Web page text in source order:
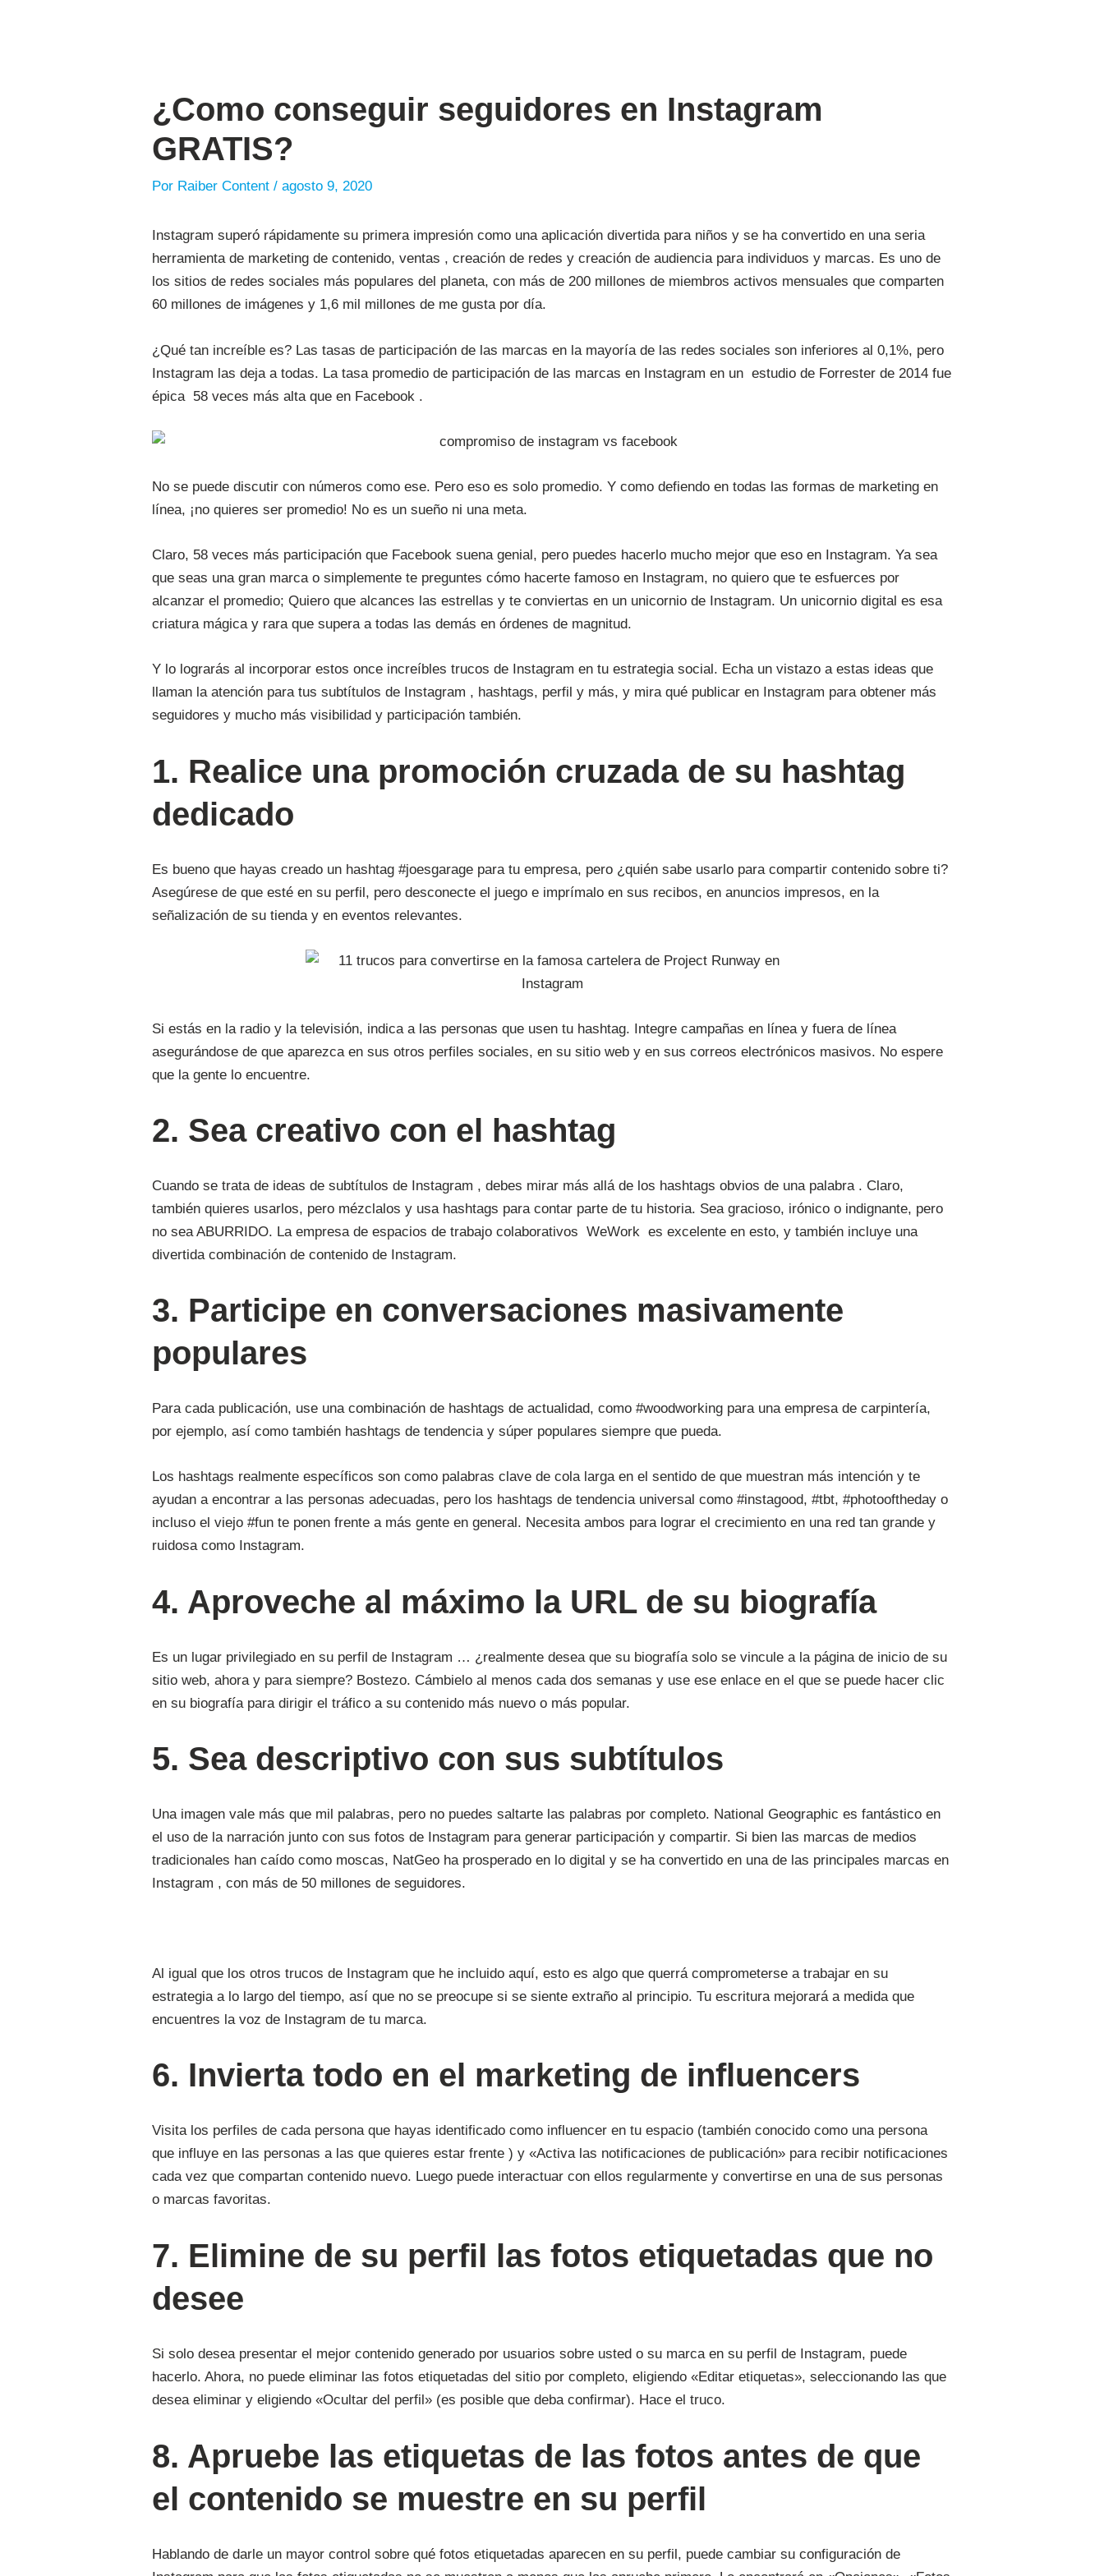
¿Como conseguir seguidores en Instagram
GRATIS?
Por Raiber Content/agosto 9, 2020
Instagram superó rápidamente su primera impresión como una aplicación divertida para niños y se ha convertido en una seria
herramienta de marketing de contenido, ventas , creación de redes y creación de audiencia para individuos y marcas. Es uno de
los sitios de redes sociales más populares del planeta, con más de 200 millones de miembros activos mensuales que comparten
60 millones de imágenes y 1,6 mil millones de me gusta por día.
¿Qué tan increíble es? Las tasas de participación de las marcas en la mayoría de las redes sociales son inferiores al 0,1%, pero
Instagram las deja a todas. La tasa promedio de participación de las marcas en Instagram en un estudio de Forrester de 2014 fue
épica 58 veces más alta que en Facebook .
No se puede discutir con números como ese. Pero eso es solo promedio. Y como defiendo en todas las formas de marketing en
línea, ¡no quieres ser promedio! No es un sueño ni una meta.
Claro, 58 veces más participación que Facebook suena genial, pero puedes hacerlo mucho mejor que eso en Instagram. Ya sea
que seas una gran marca o simplemente te preguntes cómo hacerte famoso en Instagram, no quiero que te esfuerces por
alcanzar el promedio; Quiero que alcances las estrellas y te conviertas en un unicornio de Instagram. Un unicornio digital es esa
criatura mágica y rara que supera a todas las demás en órdenes de magnitud.
Y lo lograrás al incorporar estos once increíbles trucos de Instagram en tu estrategia social. Echa un vistazo a estas ideas que
llaman la atención para tus subtítulos de Instagram , hashtags, perfil y más, y mira qué publicar en Instagram para obtener más
seguidores y mucho más visibilidad y participación también.
1. Realice una promoción cruzada de su hashtag
dedicado
Es bueno que hayas creado un hashtag #joesgarage para tu empresa, pero ¿quién sabe usarlo para compartir contenido sobre ti?
Asegúrese de que esté en su perfil, pero desconecte el juego e imprímalo en sus recibos, en anuncios impresos, en la
señalización de su tienda y en eventos relevantes.
Si estás en la radio y la televisión, indica a las personas que usen tu hashtag. Integre campañas en línea y fuera de línea
asegurándose de que aparezca en sus otros perfiles sociales, en su sitio web y en sus correos electrónicos masivos. No espere
que la gente lo encuentre.
2. Sea creativo con el hashtag
Cuando se trata de ideas de subtítulos de Instagram , debes mirar más allá de los hashtags obvios de una palabra . Claro,
también quieres usarlos, pero mézclalos y usa hashtags para contar parte de tu historia. Sea gracioso, irónico o indignante, pero
no sea ABURRIDO. La empresa de espacios de trabajo colaborativos WeWork es excelente en esto, y también incluye una
divertida combinación de contenido de Instagram.
3. Participe en conversaciones masivamente
populares
Para cada publicación, use una combinación de hashtags de actualidad, como #woodworking para una empresa de carpintería,
por ejemplo, así como también hashtags de tendencia y súper populares siempre que pueda.
Los hashtags realmente específicos son como palabras clave de cola larga en el sentido de que muestran más intención y te
ayudan a encontrar a las personas adecuadas, pero los hashtags de tendencia universal como #instagood, #tbt, #photooftheday o
incluso el viejo #fun te ponen frente a más gente en general. Necesita ambos para lograr el crecimiento en una red tan grande y
ruidosa como Instagram.
4. Aproveche al máximo la URL de su biografía
Es un lugar privilegiado en su perfil de Instagram … ¿realmente desea que su biografía solo se vincule a la página de inicio de su
sitio web, ahora y para siempre? Bostezo. Cámbielo al menos cada dos semanas y use ese enlace en el que se puede hacer clic
en su biografía para dirigir el tráfico a su contenido más nuevo o más popular.
5. Sea descriptivo con sus subtítulos
Una imagen vale más que mil palabras, pero no puedes saltarte las palabras por completo. National Geographic es fantástico en
el uso de la narración junto con sus fotos de Instagram para generar participación y compartir. Si bien las marcas de medios
tradicionales han caído como moscas, NatGeo ha prosperado en lo digital y se ha convertido en una de las principales marcas en
Instagram , con más de 50 millones de seguidores.
Al igual que los otros trucos de Instagram que he incluido aquí, esto es algo que querrá comprometerse a trabajar en su
estrategia a lo largo del tiempo, así que no se preocupe si se siente extraño al principio. Tu escritura mejorará a medida que
encuentres la voz de Instagram de tu marca.
6. Invierta todo en el marketing de influencers
Visita los perfiles de cada persona que hayas identificado como influencer en tu espacio (también conocido como una persona
que influye en las personas a las que quieres estar frente ) y «Activa las notificaciones de publicación» para recibir notificaciones
cada vez que compartan contenido nuevo. Luego puede interactuar con ellos regularmente y convertirse en una de sus personas
o marcas favoritas.
7. Elimine de su perfil las fotos etiquetadas que no
desee
Si solo desea presentar el mejor contenido generado por usuarios sobre usted o su marca en su perfil de Instagram, puede
hacerlo. Ahora, no puede eliminar las fotos etiquetadas del sitio por completo, eligiendo «Editar etiquetas», seleccionando las que
desea eliminar y eligiendo «Ocultar del perfil» (es posible que deba confirmar). Hace el truco.
8. Apruebe las etiquetas de las fotos antes de que
el contenido se muestre en su perfil
Hablando de darle un mayor control sobre qué fotos etiquetadas aparecen en su perfil, puede cambiar su configuración de